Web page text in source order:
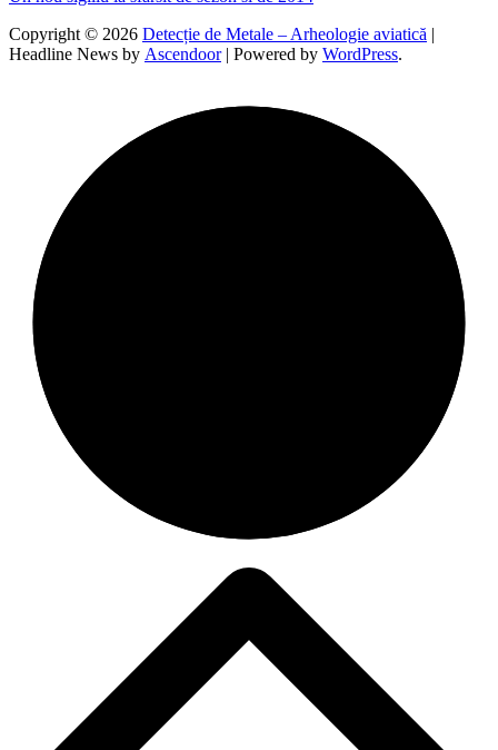
în
articole
Copyright © 2026 Detecție de Metale – Arheologie aviatică |
Headline News by Ascendoor| Powered by WordPress.